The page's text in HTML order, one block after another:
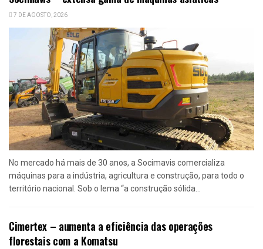
7 DE AGOSTO, 2026
No mercado há mais de 30 anos, a Socimavis comercializa
máquinas para a indústria, agricultura e construção, para todo o
território nacional. Sob o lema “a construção sólida...
Cimertex – aumenta a eficiência das operações
florestais com a Komatsu